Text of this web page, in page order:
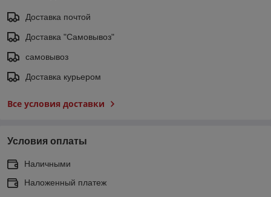
Доставка почтой
Доставка "Самовывоз"
самовывоз
Доставка курьером
Все условия доставки
Условия оплаты
Наличными
Наложенный платеж